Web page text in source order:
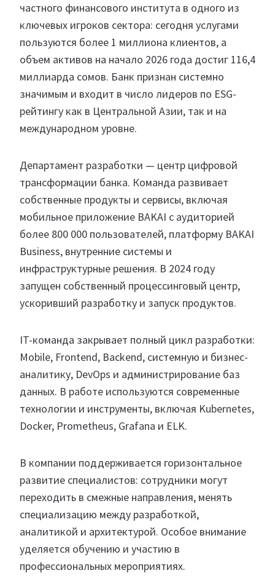
частного финансового института в одного из
ключевых игроков сектора: сегодня услугами
пользуются более 1 миллиона клиентов, а
объем активов на начало 2026 года достиг 116,4
миллиарда сомов. Банк признан системно
значимым и входит в число лидеров по ESG-
рейтингу как в Центральной Азии, так и на
международном уровне.
Департамент разработки — центр цифровой
трансформации банка. Команда развивает
собственные продукты и сервисы, включая
мобильное приложение BAKAI с аудиторией
более 800 000 пользователей, платформу BAKAI
Business, внутренние системы и
инфраструктурные решения. В 2024 году
запущен собственный процессинговый центр,
ускоривший разработку и запуск продуктов.
IT-команда закрывает полный цикл разработки:
Mobile, Frontend, Backend, системную и бизнес-
аналитику, DevOps и администрирование баз
данных. В работе используются современные
технологии и инструменты, включая Kubernetes,
Docker, Prometheus, Grafana и ELK.
В компании поддерживается горизонтальное
развитие специалистов: сотрудники могут
переходить в смежные направления, менять
специализацию между разработкой,
аналитикой и архитектурой. Особое внимание
уделяется обучению и участию в
профессиональных мероприятиях.